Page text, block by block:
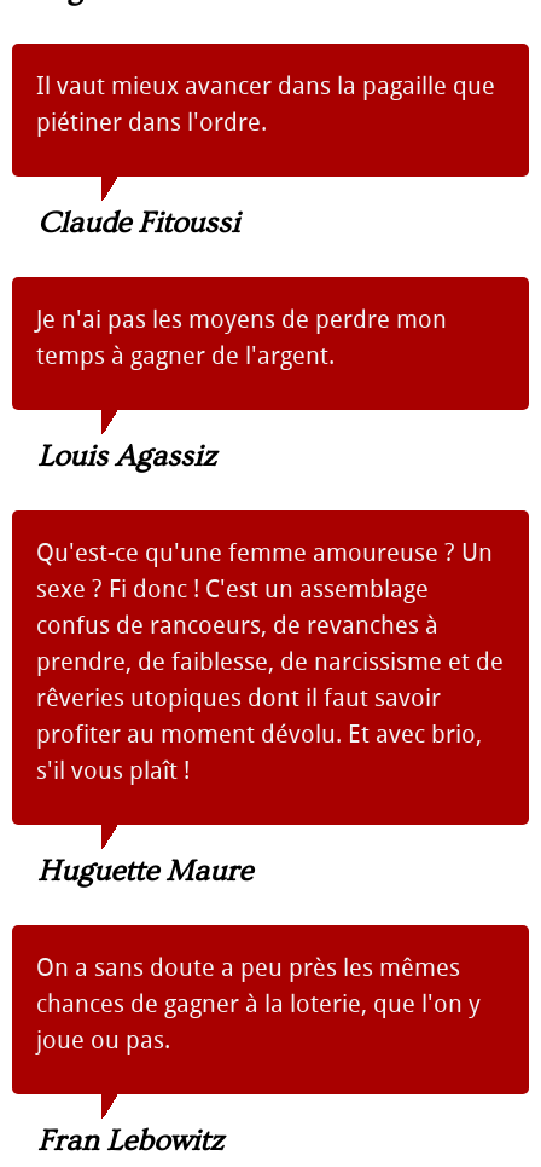
Il vaut mieux avancer dans la pagaille que
piétiner dans l'ordre.
Claude Fitoussi
Je n'ai pas les moyens de perdre mon
temps à gagner de l'argent.
Louis Agassiz
Qu'est-ce qu'une femme amoureuse ? Un
sexe ? Fi donc ! C'est un assemblage
confus de rancoeurs, de revanches à
prendre, de faiblesse, de narcissisme et de
rêveries utopiques dont il faut savoir
profiter au moment dévolu. Et avec brio,
s'il vous plaît !
Huguette Maure
On a sans doute a peu près les mêmes
chances de gagner à la loterie, que l'on y
joue ou pas.
Fran Lebowitz